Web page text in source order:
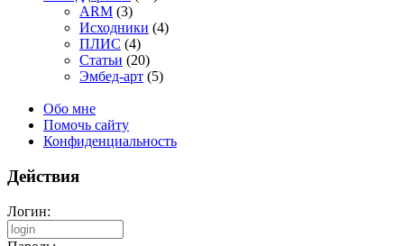
ARM (3)
Исходники (4)
ПЛИС (4)
Статьи (20)
Эмбед-арт (5)
Обо мне
Помочь сайту
Конфиденциальность
Действия
Логин: